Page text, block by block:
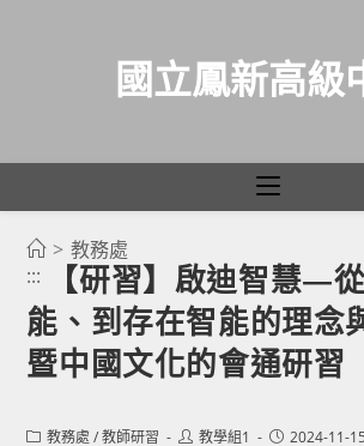
國立鳳新高級
> 教務處
:::
【研習】啟迪智慧—
能、到存在智能的理念
暨中國文化的會通研習
Post教務處 / 教師研習
Post教學組1
Post2024-11-15